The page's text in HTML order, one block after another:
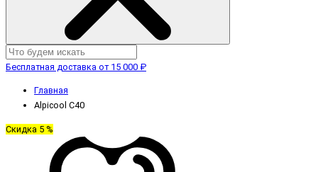
Бесплатная доставка от 15 000 ₽
Главная
Alpicool C40
Скидка 5 %